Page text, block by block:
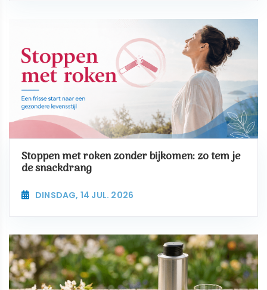
Stoppen met roken zonder bijkomen: zo tem je
de snackdrang
DINSDAG, 14 JUL. 2026